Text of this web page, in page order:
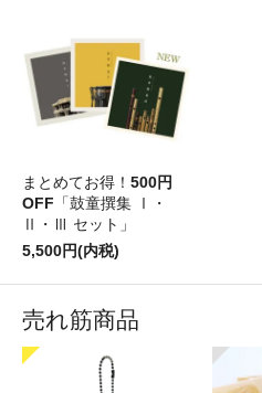
まとめてお得！ 500円
OFF 「鼓童撰集 Ⅰ・
Ⅱ・Ⅲ セット」
5,500円(内税)
売れ筋商品